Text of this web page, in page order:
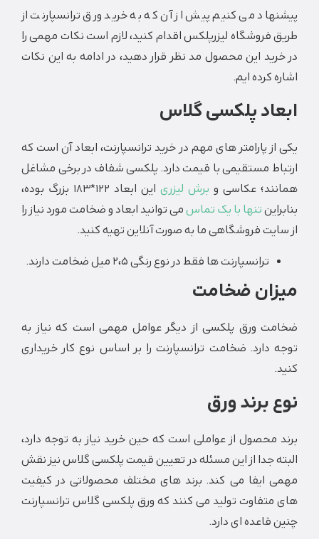
می کنیم پیش از آن که به خرید ورق ترانسپارنت از
فروشگاه لیزرپلکس اقدام کنید، لازم است نکات مهمی را
این محصول مد نظر قرار دهید، در ادامه به این نکات
کرده ایم.
پلکسی گلاس
پارامتر های مهم در خرید ترانسپارنت، ابعاد آن است که
مستقیمی با قیمت دارد. پلکسی شفاف در برخی مشاغل
عکاسی وبرش لیزری
این ابعاد 122*183 بزرگ بوده،
تنها با یک تماسمی توانید ابعاد و ضخامت مورد نیاز را
فروشگاهی ما به صورت آنلاین تهیه کنید.
ترانسپارنت ها فقط در نوع رنگی 2،5 میل ضخامت دارند.
ضخامت
ورق پلکسی از دیگر عوامل مهمی است که نیاز به
دارد. ضخامت ترانسپارنت را بر اساس نوع کار خریداری
برند ورق
محصول از عواملی است که حین خرید نیاز به توجه دارد،
جدا از این مسئله در تعیین قیمت پلکسی گلاس نیز نقش
ایفا می کند. برند های مختلف محصولاتی در کیفیت
تولید می کنند که ورق ‌پلکسی گلاس ترانسپارنت
ای دارد.